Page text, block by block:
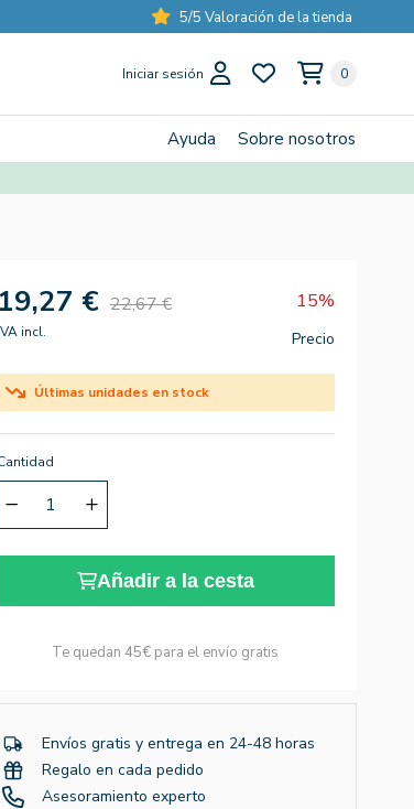
5/5 Valoración de la tienda
Iniciar sesión 0
Ayuda Sobre nosotros
19,27 € 22,67 € 15%
incl. Precio
Últimas unidades en stock
Añadir a la cesta
Te quedan 45€ para el envío gratis
Envíos gratis y entrega en 24-48 horas
Regalo en cada pedido
Asesoramiento experto